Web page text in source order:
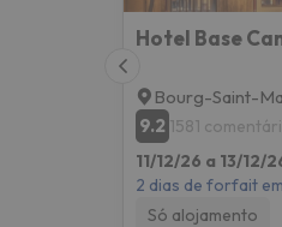
Hotel Base
Bourg-Saint-
9.2 1581
11/12/26 a 13/12/
2 dias de forfait em
Só alojamento